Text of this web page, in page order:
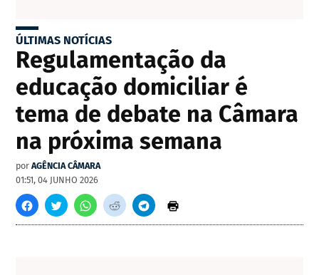
ÚLTIMAS NOTÍCIAS
Regulamentação da
educação domiciliar é
tema de debate na Câmara
na próxima semana
por AGÊNCIA CÂMARA
01:51, 04 JUNHO 2026